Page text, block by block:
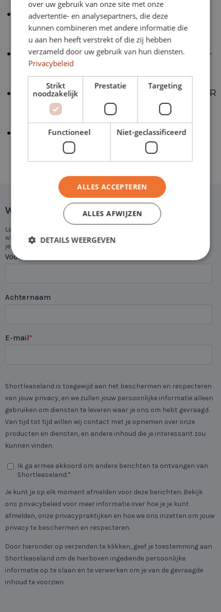
Wie kann man eine BKR-Registrierung
löschen?
Wie funktioniert Leasing bei negativer BKR-
Welcher Betrag wird bei Leasing bei der BKR
angemeldet?
Die Vorteile des Leasings mit einer
negativen BKR-Registrierung
over uw gebruik van onze site met onze
advertentie- en analysepartners, die deze
kunnen combineren met andere informatie die
u aan hen heeft verstrekt of die zij hebben
verzameld door uw gebruik van hun diensten.
Privacybeleid
Strikt
noodzakelijk
Prestatie Targeting
Functioneel Niet-geclassificeerd
ALLES ACCEPTEREN
ALLES AFWIJZEN
DETAILS WEERGEVEN